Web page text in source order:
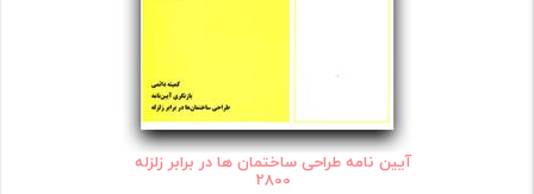
آیین نامه طراحی ساختمان ها در برابر زلزله
2800